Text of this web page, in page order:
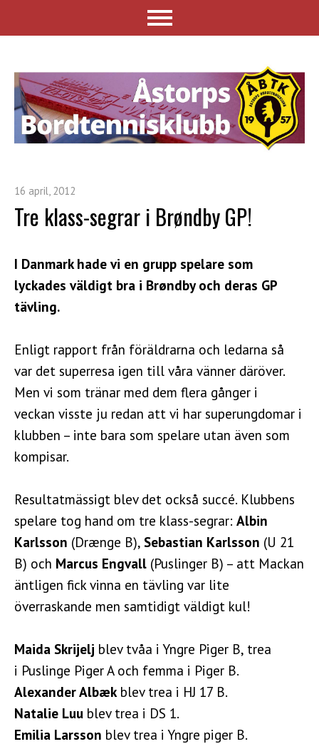
16 april, 2012
Tre klass-segrar i Brøndby GP!
I Danmark hade vi en grupp spelare som
lyckades väldigt bra i Brøndby och deras GP
tävling.
Enligt rapport från föräldrarna och ledarna så
var det superresa igen till våra vänner däröver.
Men vi som tränar med dem flera gånger i
veckan visste ju redan att vi har superungdomar i
klubben – inte bara som spelare utan även som
kompisar.
Resultatmässigt blev det också succé. Klubbens
spelare tog hand om tre klass-segrar: Albin
Karlsson (Drænge B), Sebastian Karlsson (U 21
B) och Marcus Engvall (Puslinger B) – att Mackan
äntligen fick vinna en tävling var lite
överraskande men samtidigt väldigt kul!
Maida Skrijelj blev tvåa i Yngre Piger B, trea
i Puslinge Piger A och femma i Piger B.
Alexander Albæk blev trea i HJ 17 B.
Natalie Luu blev trea i DS 1.
Emilia Larsson blev trea i Yngre piger B.